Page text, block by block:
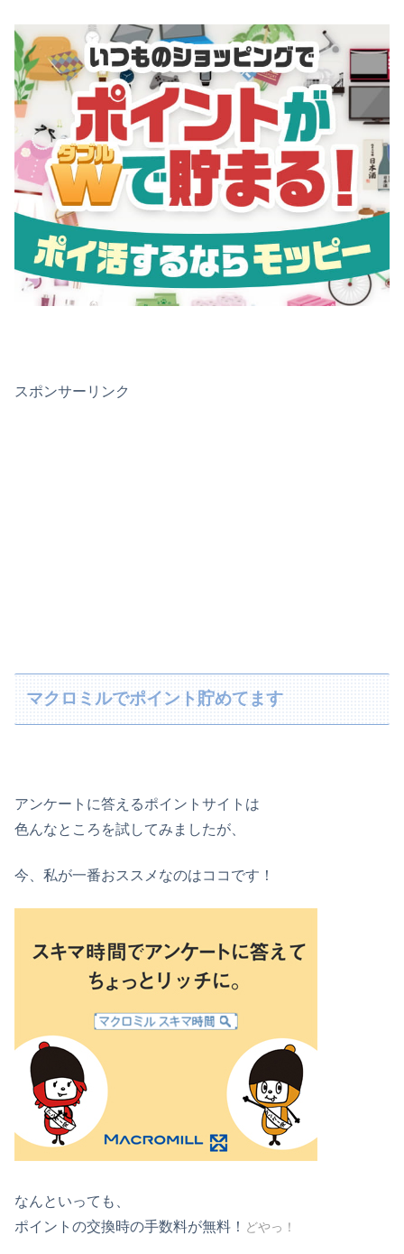
スポンサーリンク
マクロミルでポイント貯めてます
アンケートに答えるポイントサイトは
色んなところを試してみましたが、
今、私が一番おススメなのはココです！
なんといっても、
ポイントの交換時の手数料が無料！ どやっ！